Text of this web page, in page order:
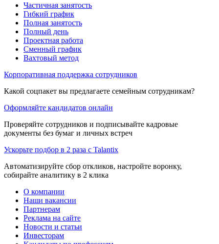
Частичная занятость
Гибкий график
Полная занятость
Полный день
Проектная работа
Сменный график
Вахтовый метод
Корпоративная поддержка сотрудников
Какой соцпакет вы предлагаете семейным сотрудникам?
Оформляйте кандидатов онлайн
Проверяйте сотрудников и подписывайте кадровые
документы без бумаг и личных встреч
Ускорьте подбор в 2 раза с Talantix
Автоматизируйте сбор откликов, настройте воронку,
собирайте аналитику в 2 клика
О компании
Наши вакансии
Партнерам
Реклама на сайте
Новости и статьи
Инвесторам